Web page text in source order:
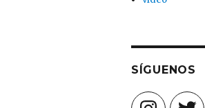
SÍGUENOS
Instagram